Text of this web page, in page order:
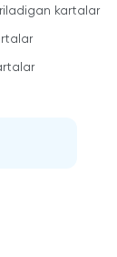
kartalar